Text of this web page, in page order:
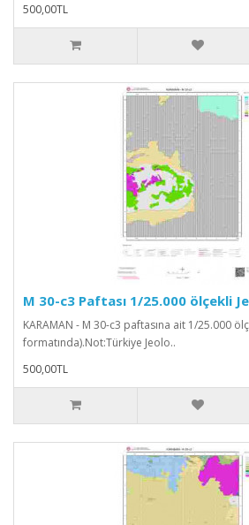
500,00TL
M 30-c3 Paftası 1/25.000 ölçekli
KARAMAN - M 30-c3 paftasına ait 1/25.000
formatında).Not:Türkiye Jeolo..
500,00TL